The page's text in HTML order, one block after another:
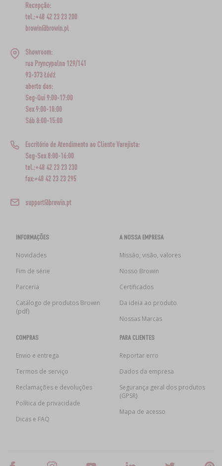
Recepção:
tel.:+48 42 23 23 200
browin@browin.pl
Showroom:
rua Pryncypalna 129/141
93-373 Łódź
aberto das:
Seg-Qui 9:00-17:00
Sex 9:00-18:00
Sáb 8:00-15:00
Escritório de Atendimento ao Cliente Varejista:
Seg-Sex 8:00-16:00
tel.:+48 42 23 23 230
fax:+48 42 23 23 295
support@browin.pt
INFORMAÇÕES
Novidades
Fim de série
Parceria
Catálogo de produtos Browin
(pdf)
A NOSSA EMPRESA
Missão, visão, valores
Nosso Browin
Certificados
Da ideia ao produto
Nossas Marcas
COMPRAS
Envio e entrega
Termos de serviço
Reclamações e devoluções
Política de privacidade
Dicas e FAQ
PARA CLIENTES
Reportar erro
Dados da empresa
Segurança geral dos produtos
(GPSR)
Mapa de acesso